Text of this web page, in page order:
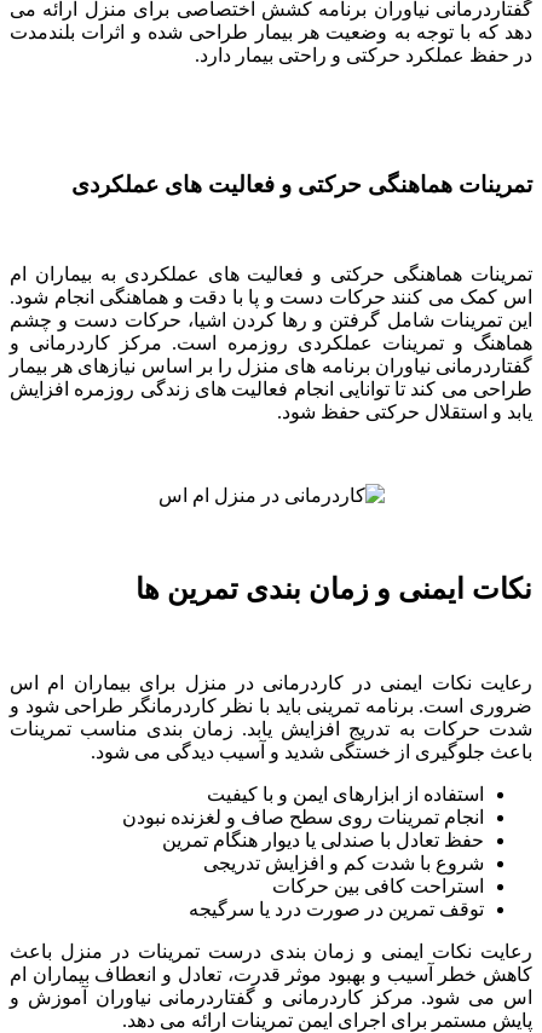
گفتاردرمانی نیاوران برنامه کشش اختصاصی برای منزل ارائه می
دهد که با توجه به وضعیت هر بیمار طراحی شده و اثرات بلندمدت
در حفظ عملکرد حرکتی و راحتی بیمار دارد.
تمرینات هماهنگی حرکتی و فعالیت های عملکردی
تمرینات هماهنگی حرکتی و فعالیت های عملکردی به بیماران ام
اس کمک می کنند حرکات دست و پا با دقت و هماهنگی انجام شود.
این تمرینات شامل گرفتن و رها کردن اشیا، حرکات دست و چشم
هماهنگ و تمرینات عملکردی روزمره است. مرکز کاردرمانی و
گفتاردرمانی نیاوران برنامه های منزل را بر اساس نیازهای هر بیمار
طراحی می کند تا توانایی انجام فعالیت های زندگی روزمره افزایش
یابد و استقلال حرکتی حفظ شود.
نکات ایمنی و زمان بندی تمرین ها
رعایت نکات ایمنی در کاردرمانی در منزل برای بیماران ام اس
ضروری است. برنامه تمرینی باید با نظر کاردرمانگر طراحی شود و
شدت حرکات به تدریج افزایش یابد. زمان بندی مناسب تمرینات
باعث جلوگیری از خستگی شدید و آسیب دیدگی می شود.
استفاده از ابزارهای ایمن و با کیفیت
انجام تمرینات روی سطح صاف و لغزنده نبودن
حفظ تعادل با صندلی یا دیوار هنگام تمرین
شروع با شدت کم و افزایش تدریجی
استراحت کافی بین حرکات
توقف تمرین در صورت درد یا سرگیجه
رعایت نکات ایمنی و زمان بندی درست تمرینات در منزل باعث
کاهش خطر آسیب و بهبود موثر قدرت، تعادل و انعطاف بیماران ام
اس می شود. مرکز کاردرمانی و گفتاردرمانی نیاوران آموزش و
پایش مستمر برای اجرای ایمن تمرینات ارائه می دهد.